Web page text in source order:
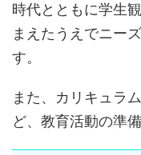
時代とともに学生
まえたうえでニー
す。
また、カリキュラ
ど、教育活動の準